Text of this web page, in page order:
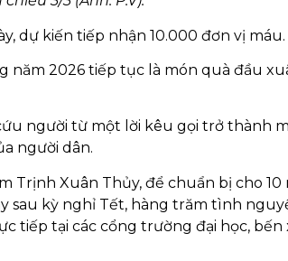
dự kiến tiếp nhận 10.000 đơn vị máu.
năm 2026 tiếp tục là món quà đầu
người từ một lời kêu gọi trở thành
người dân.
Trịnh Xuân Thủy, để chuẩn bị cho 10
sau kỳ nghỉ Tết, hàng trăm tình
tiếp tại các cổng trường đại học, bến